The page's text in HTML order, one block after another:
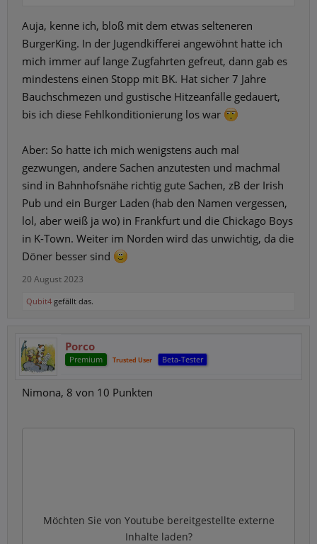
Auja, kenne ich, bloß mit dem etwas selteneren
BurgerKing. In der Jugendkifferei angewöhnt hatte ich
mich immer auf lange Zugfahrten gefreut, dann gab es
mindestens einen Stopp mit BK. Hat sicher 7 Jahre
Bauchschmezen und gustische Hitzeanfälle gedauert,
bis ich diese Fehlkonditionierung los war
Aber: So hatte ich mich wenigstens auch mal
gezwungen, andere Sachen anzutesten und machmal
sind in Bahnhofsnähe richtig gute Sachen, zB der Irish
Pub und ein Burger Laden (hab den Namen vergessen,
lol, aber weiß ja wo) in Frankfurt und die Chickago Boys
in K-Town. Weiter im Norden wird das unwichtig, da die
Döner besser sind
20 August 2023
Qubit4 gefällt das.
Porco
Premium Trusted User Beta-Tester
Nimona, 8 von 10 Punkten
Möchten Sie von Youtube bereitgestellte externe
Inhalte laden?